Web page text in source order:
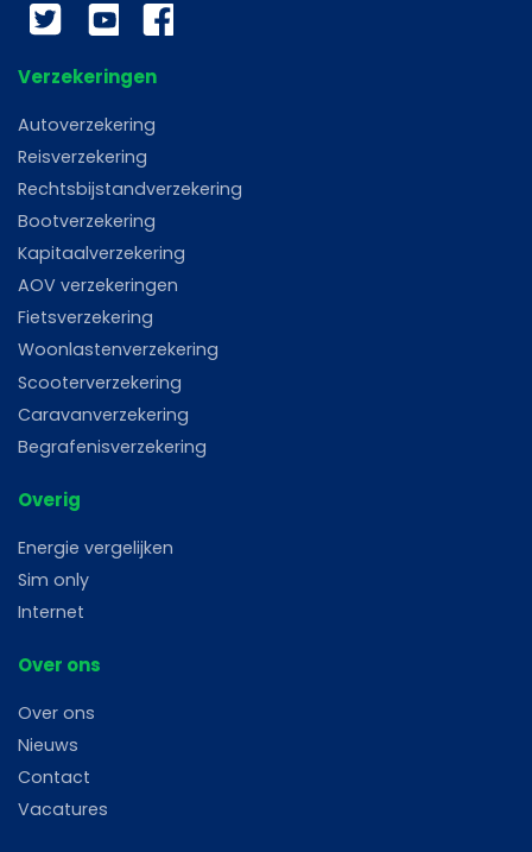
Twitter YouTubeFacebook
Verzekeringen
Autoverzekering
Reisverzekering
Rechtsbijstandverzekering
Bootverzekering
Kapitaalverzekering
AOV verzekeringen
Fietsverzekering
Woonlastenverzekering
Scooterverzekering
Caravanverzekering
Begrafenisverzekering
Overig
Energie vergelijken
Sim only
Internet
Over ons
Over ons
Nieuws
Contact
Vacatures